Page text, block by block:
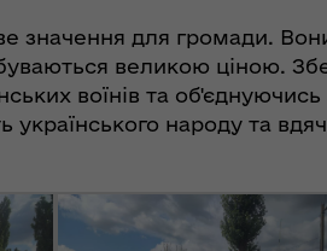
значення для громади.
великою ціною.
воїнів та
народу та